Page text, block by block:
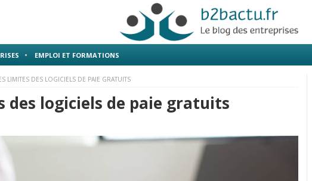
EMPLOI ET FORMATIONS
LIMITES DES LOGICIELS DE PAIE GRATUITS
des logiciels de paie gratuits